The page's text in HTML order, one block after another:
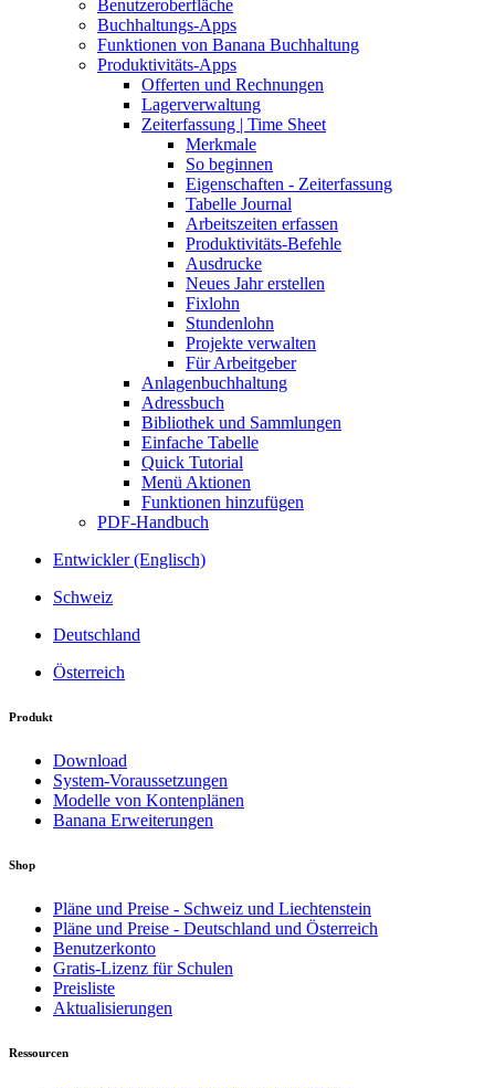
Benutzeroberfläche
Buchhaltungs-Apps
Funktionen von Banana Buchhaltung
Produktivitäts-Apps
Offerten und Rechnungen
Lagerverwaltung
Zeiterfassung | Time Sheet
Merkmale
So beginnen
Eigenschaften - Zeiterfassung
Tabelle Journal
Arbeitszeiten erfassen
Produktivitäts-Befehle
Ausdrucke
Neues Jahr erstellen
Fixlohn
Stundenlohn
Projekte verwalten
Für Arbeitgeber
Anlagenbuchhaltung
Adressbuch
Bibliothek und Sammlungen
Einfache Tabelle
Quick Tutorial
Menü Aktionen
Funktionen hinzufügen
PDF-Handbuch
Entwickler (Englisch)
Schweiz
Deutschland
Österreich
Produkt
Download
System-Voraussetzungen
Modelle von Kontenplänen
Banana Erweiterungen
Shop
Pläne und Preise - Schweiz und Liechtenstein
Pläne und Preise - Deutschland und Österreich
Benutzerkonto
Gratis-Lizenz für Schulen
Preisliste
Aktualisierungen
Ressourcen